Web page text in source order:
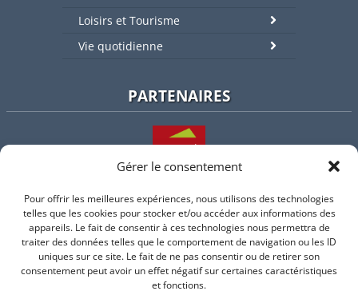
Gérer le consentement
Pour offrir les meilleures expériences, nous utilisons des technologies
telles que les cookies pour stocker et/ou accéder aux informations des
appareils. Le fait de consentir à ces technologies nous permettra de
traiter des données telles que le comportement de navigation ou les ID
uniques sur ce site. Le fait de ne pas consentir ou de retirer son
consentement peut avoir un effet négatif sur certaines caractéristiques
et fonctions.
Loisirs et Tourisme
Vie quotidienne
PARTENAIRES
L'intercommunalité
Intramuros